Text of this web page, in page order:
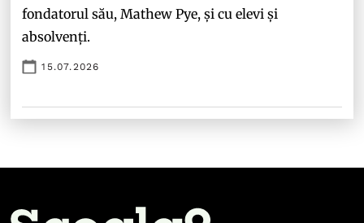
fondatorul său, Mathew Pye, și cu elevi și
absolvenți.
15.07.2026